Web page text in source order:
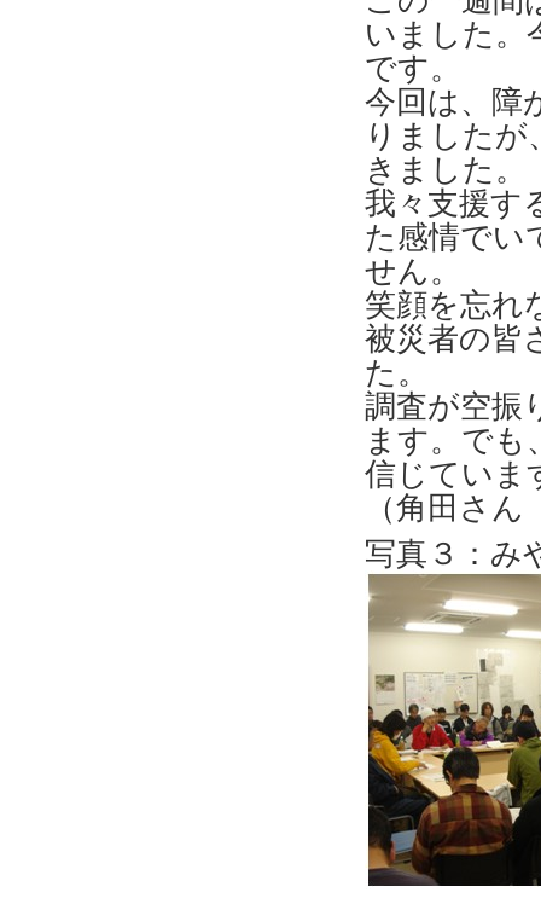
いました。
です。
今回は、障
りましたが
きました。
我々支援す
た感情でい
せん。
笑顔を忘れ
被災者の皆
た。
調査が空振
ます。でも
信じていま
（角田さ
写真３：み